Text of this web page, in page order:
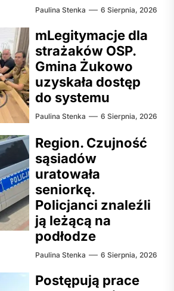
Paulina Stenka 6 Sierpnia, 2026
mLegitymacje dla
strażaków OSP.
Gmina Żukowo
uzyskała dostęp
do systemu
Paulina Stenka 6 Sierpnia, 2026
Region. Czujność
sąsiadów
uratowała
seniorkę.
Policjanci znaleźli
ją leżącą na
podłodze
Paulina Stenka 6 Sierpnia, 2026
Postępują prace